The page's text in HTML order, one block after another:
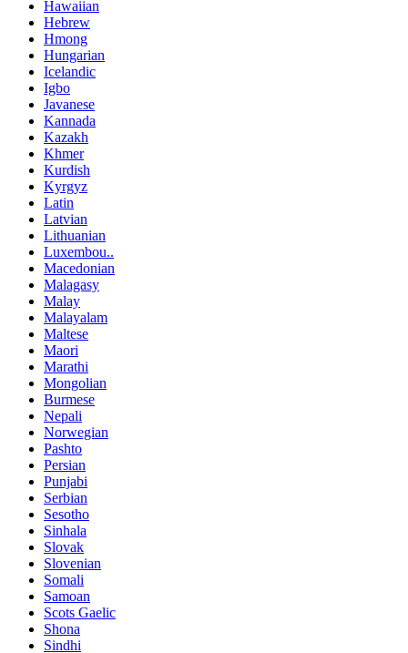
Hawaiian
Hebrew
Hmong
Hungarian
Icelandic
Igbo
Javanese
Kannada
Kazakh
Khmer
Kurdish
Kyrgyz
Latin
Latvian
Lithuanian
Luxembou..
Macedonian
Malagasy
Malay
Malayalam
Maltese
Maori
Marathi
Mongolian
Burmese
Nepali
Norwegian
Pashto
Persian
Punjabi
Serbian
Sesotho
Sinhala
Slovak
Slovenian
Somali
Samoan
Scots Gaelic
Shona
Sindhi